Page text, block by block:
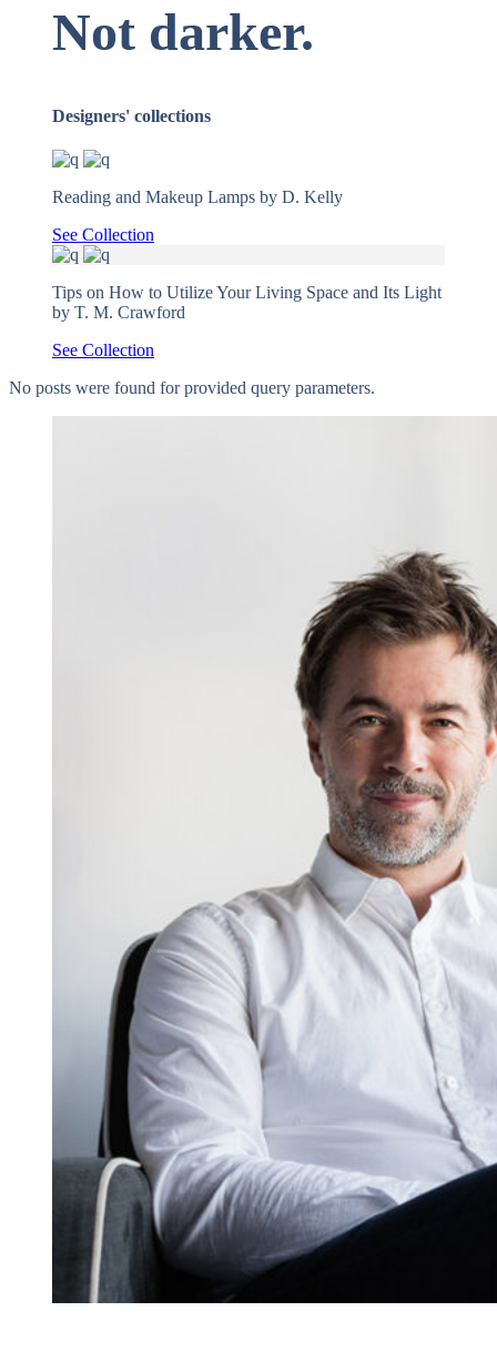
Not darker.
Designers' collections
Reading and Makeup Lamps by D. Kelly
See Collection
Tips on How to Utilize Your Living Space and Its Light
by T. M. Crawford
See Collection
No posts were found for provided query parameters.